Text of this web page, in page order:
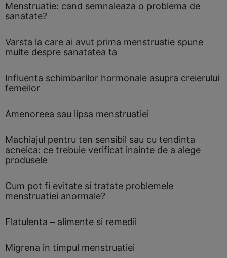
Menstruatie: cand semnaleaza o problema de
sanatate?
Varsta la care ai avut prima menstruatie spune
multe despre sanatatea ta
Influenta schimbarilor hormonale asupra creierului
femeilor
Amenoreea sau lipsa menstruatiei
Machiajul pentru ten sensibil sau cu tendinta
acneica: ce trebuie verificat inainte de a alege
produsele
Cum pot fi evitate si tratate problemele
menstruatiei anormale?
Flatulenta – alimente si remedii
Migrena in timpul menstruatiei